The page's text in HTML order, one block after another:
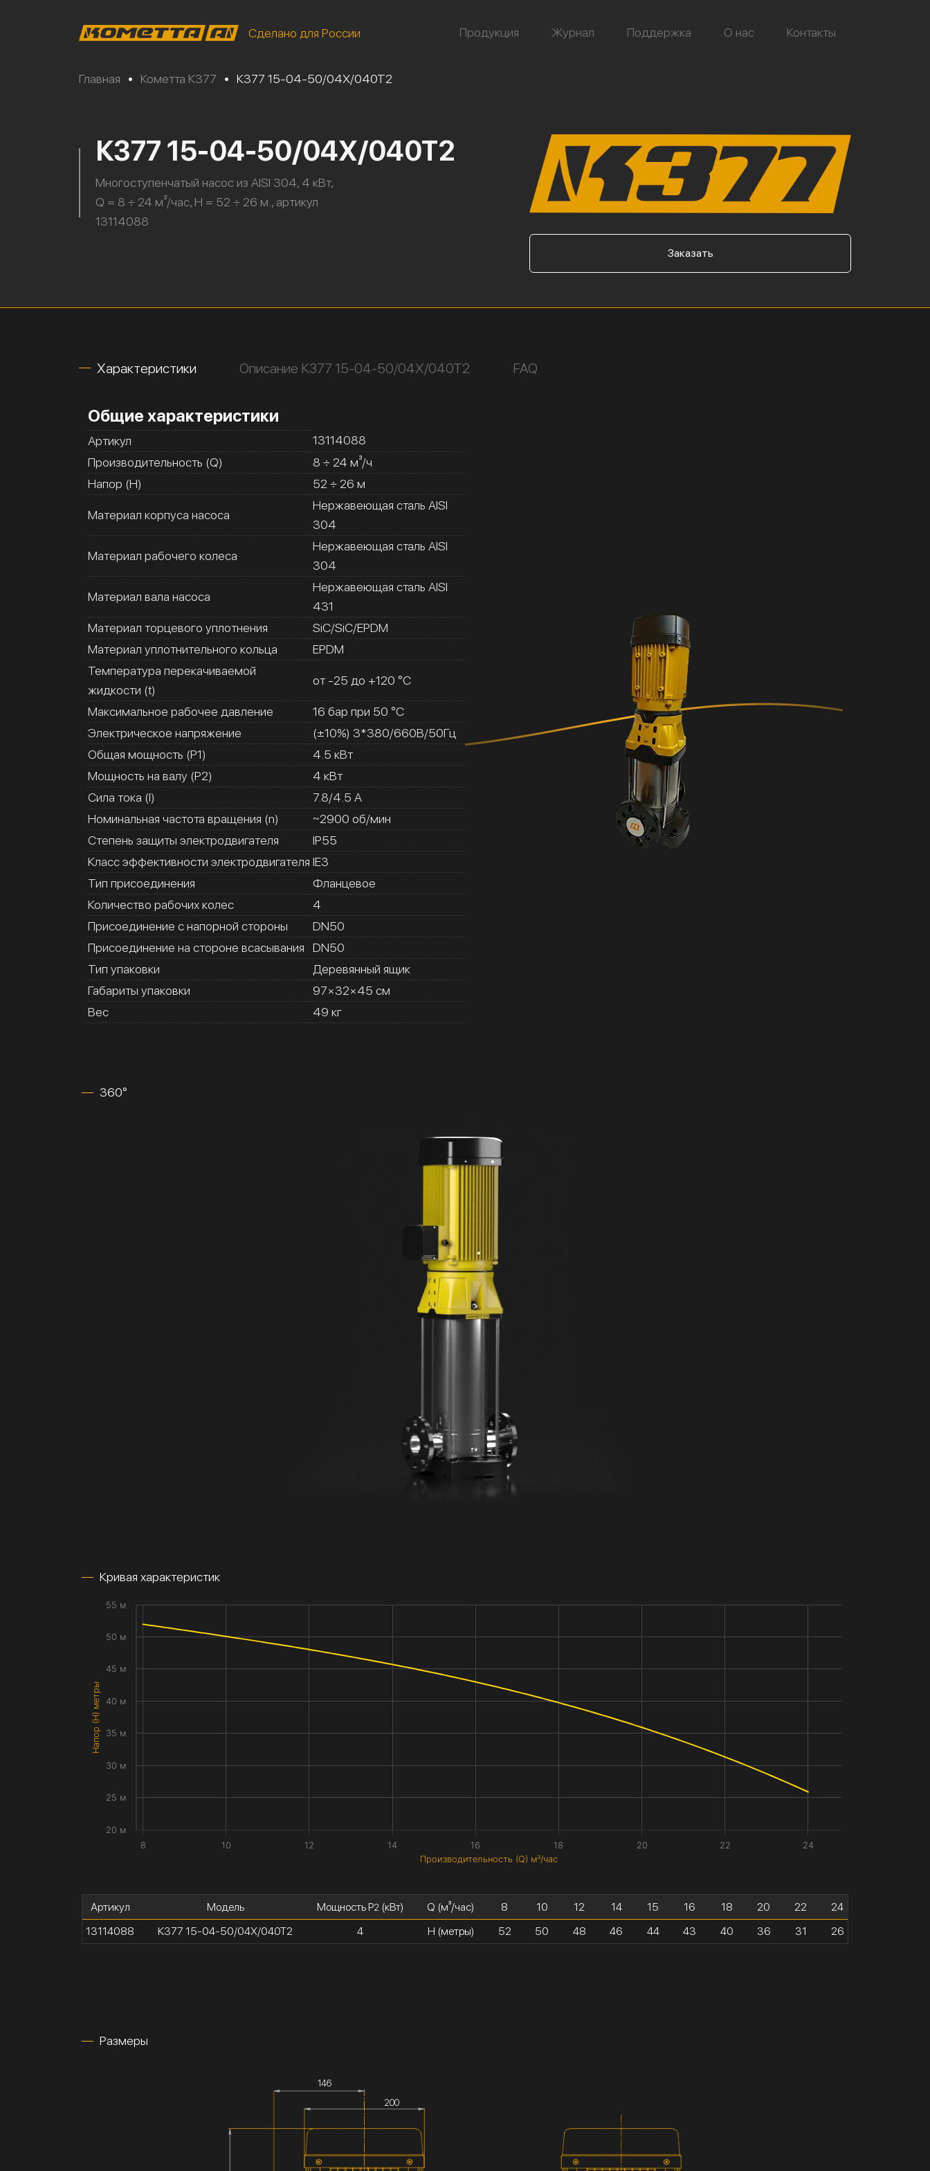
Сделано для России Продукция Журнал Поддержка О нас Контакты
Главная • Кометта К377 • К377 15-04-50/04Х/040Т2
К377 15-04-50/04Х/040Т2
Многоступенчатый насос из AISI 304, 4 кВт,
Q = 8 ÷ 24 м³/час, H = 52 ÷ 26 м., артикул
13114088
Заказать
Характеристики Описание К377 15-04-50/04Х/040Т2 FAQ
Общие характеристики
Артикул
13114088
Производительность (Q)
8 ÷ 24 м³/ч
Напор (H)
52 ÷ 26 м
Материал корпуса насоса
Нержавеющая сталь AISI
304
Материал рабочего колеса
Нержавеющая сталь AISI
304
Материал вала насоса
Нержавеющая сталь AISI
431
Материал торцевого уплотнения
SiC/SiC/EPDM
Материал уплотнительного кольца
EPDM
Температура перекачиваемой
жидкости (t)
от -25 до +120 °C
Максимальное рабочее давление
16 бар при 50 °C
Электрическое напряжение
(±10%) 3*380/660В/50Гц
Общая мощность (Р1)
4.5 кВт
Мощность на валу (Р2)
4 кВт
Сила тока (I)
7.8/4.5 A
Номинальная частота вращения (n)
~2900 об/мин
Степень защиты электродвигателя
IP55
Класс эффективности электродвигателя IE3
Тип присоединения
Фланцевое
Количество рабочих колес
4
Присоединение с напорной стороны
DN50
Присоединение на стороне всасывания
DN50
Тип упаковки
Деревянный ящик
Габариты упаковки
97×32×45 см
Вес
49 кг
360°
Кривая характеристик
Производительность (Q) м³/час
Напор (H) метры
8 10 12 14 16 18 20 22 24
20 м
25 м
30 м
35 м
40 м
45 м
50 м
55 м
Артикул
13114088
Модель
К377 15-04-50/04Х/040Т2
Мощность P2(кВт)
4
Q (м³/час)
H (метры)
8
52
10
50
12
48
14
46
15
44
16
43
18
40
20
36
22
31
24
26
Размеры
146
200